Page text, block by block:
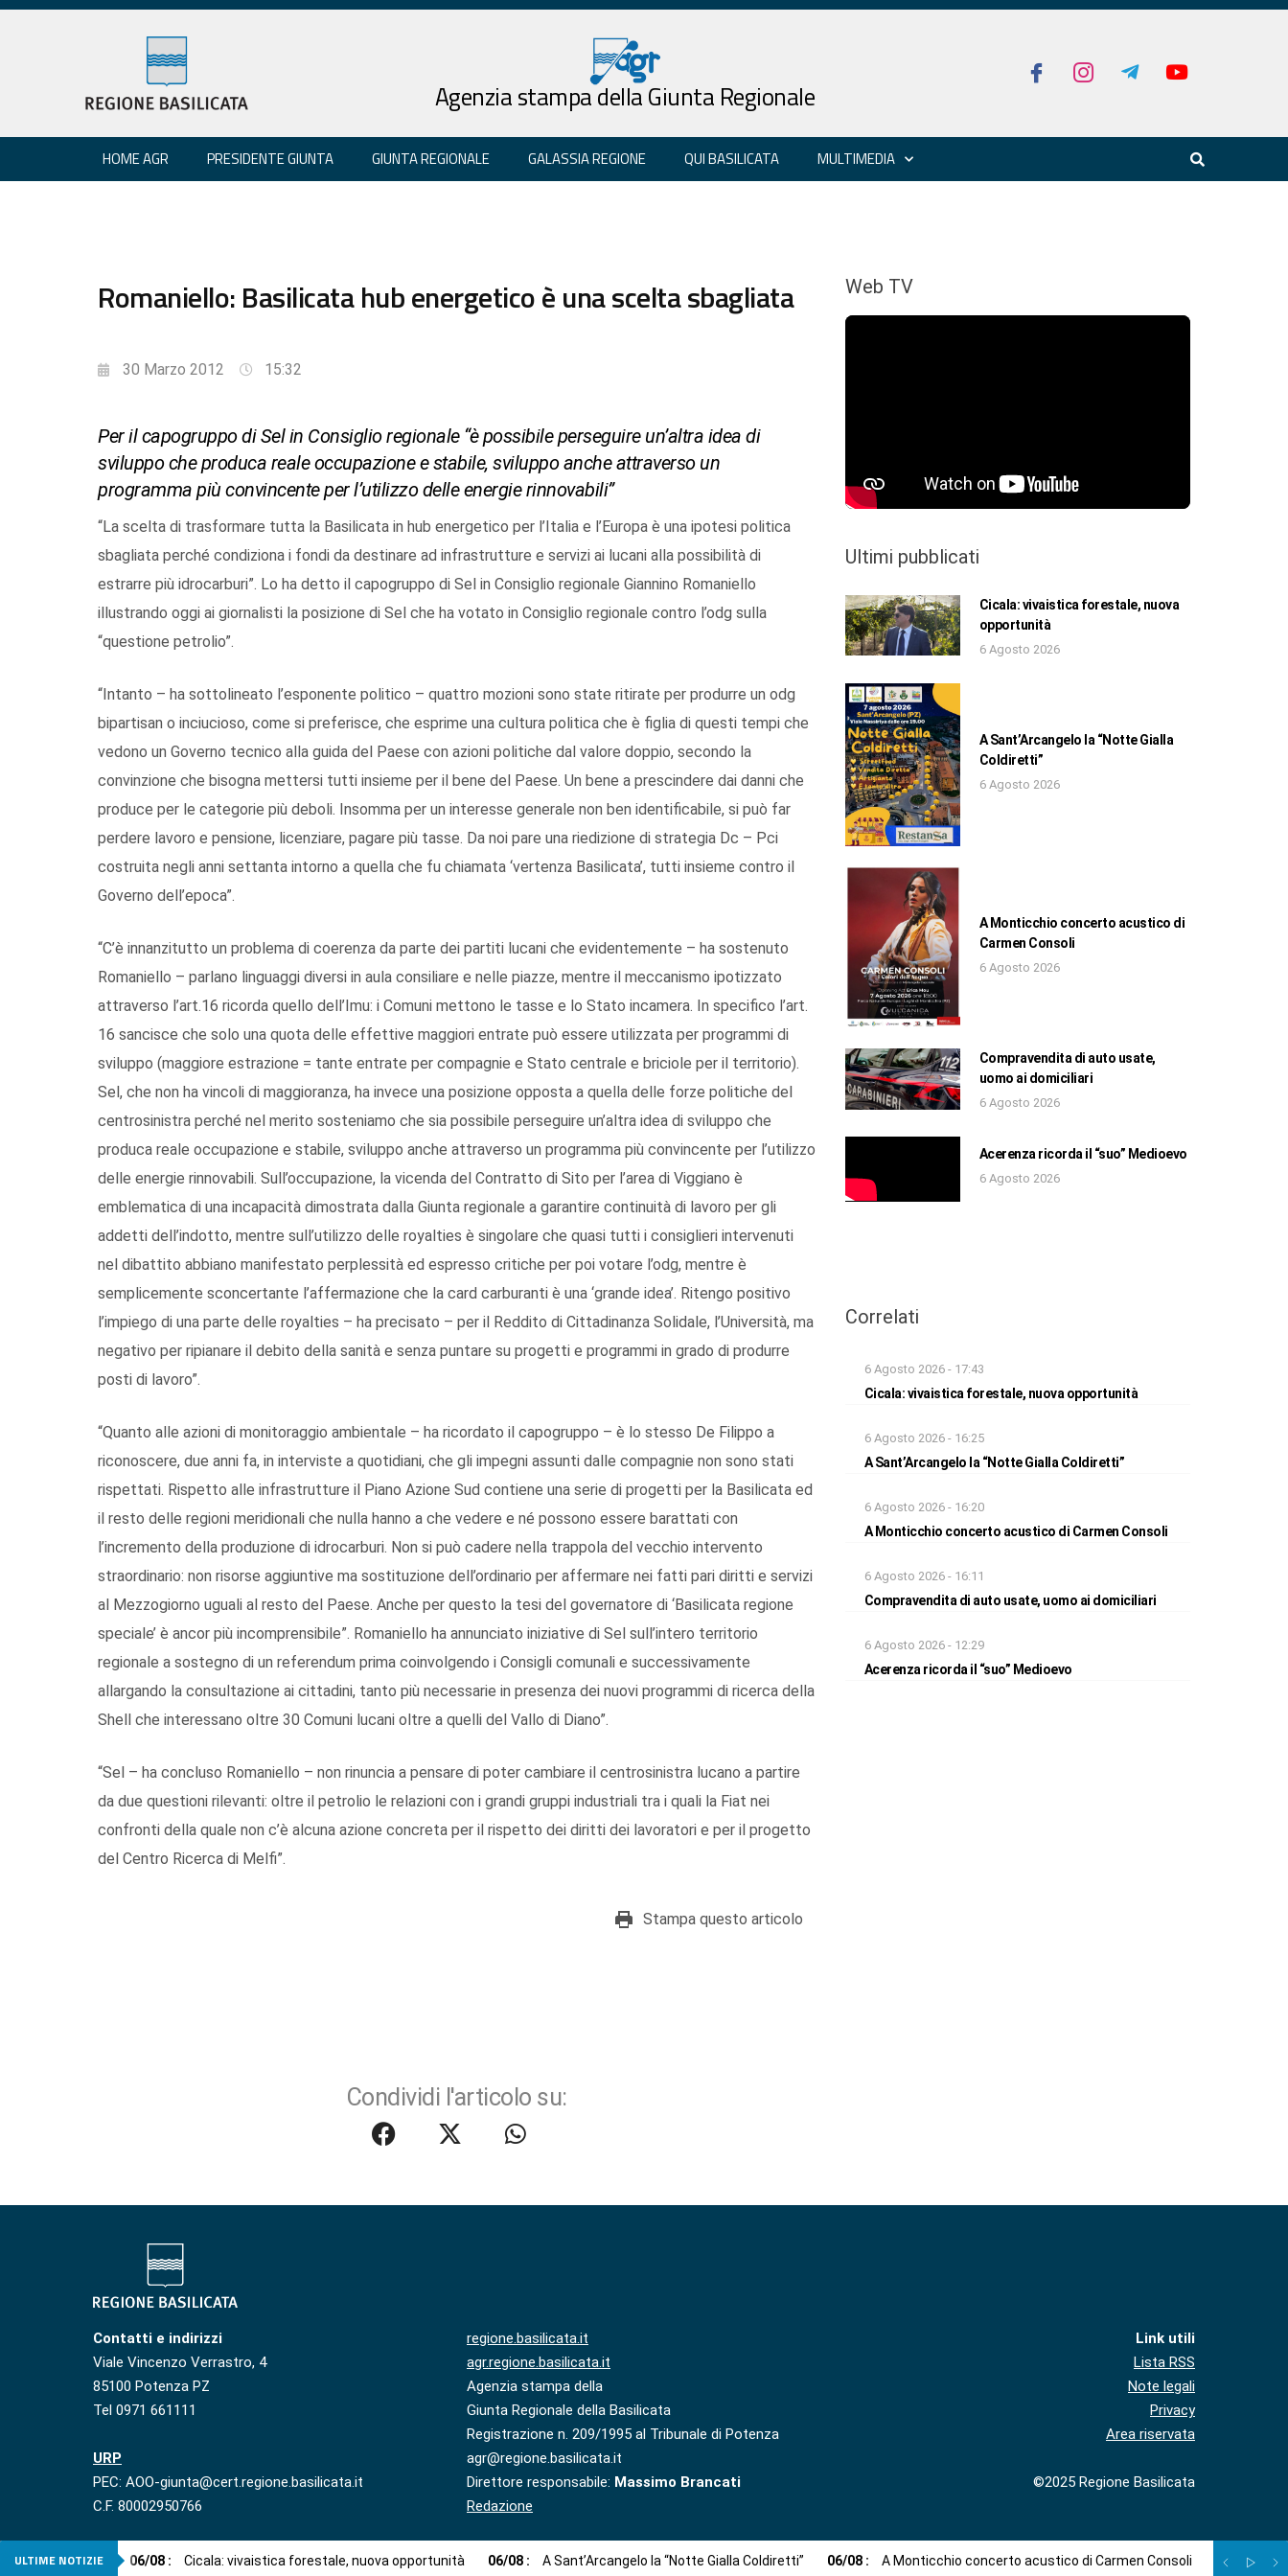
Agenzia stampa della Giunta Regionale
HOME AGR PRESIDENTE GIUNTA GIUNTA REGIONALE GALASSIA REGIONE QUI BASILICATA MULTIMEDIA
Romaniello: Basilicata hub energetico è una scelta sbagliata
30 Marzo 2012 15:32
Per il capogruppo di Sel in Consiglio regionale “è possibile perseguire un’altra idea di
sviluppo che produca reale occupazione e stabile, sviluppo anche attraverso un
programma più convincente per l’utilizzo delle energie rinnovabili”
“La scelta di trasformare tutta la Basilicata in hub energetico per l’Italia e l’Europa è una ipotesi politica
sbagliata perché condiziona i fondi da destinare ad infrastrutture e servizi ai lucani alla possibilità di
estrarre più idrocarburi”. Lo ha detto il capogruppo di Sel in Consiglio regionale Giannino Romaniello
illustrando oggi ai giornalisti la posizione di Sel che ha votato in Consiglio regionale contro l’odg sulla
“questione petrolio”.
“Intanto – ha sottolineato l’esponente politico – quattro mozioni sono state ritirate per produrre un odg
bipartisan o inciucioso, come si preferisce, che esprime una cultura politica che è figlia di questi tempi che
vedono un Governo tecnico alla guida del Paese con azioni politiche dal valore doppio, secondo la
convinzione che bisogna mettersi tutti insieme per il bene del Paese. Un bene a prescindere dai danni che
produce per le categorie più deboli. Insomma per un interesse generale non ben identificabile, si può far
perdere lavoro e pensione, licenziare, pagare più tasse. Da noi pare una riedizione di strategia Dc – Pci
costruita negli anni settanta intorno a quella che fu chiamata ‘vertenza Basilicata’, tutti insieme contro il
Governo dell’epoca”.
“C’è innanzitutto un problema di coerenza da parte dei partiti lucani che evidentemente – ha sostenuto
Romaniello – parlano linguaggi diversi in aula consiliare e nelle piazze, mentre il meccanismo ipotizzato
attraverso l’art.16 ricorda quello dell’Imu: i Comuni mettono le tasse e lo Stato incamera. In specifico l’art.
16 sancisce che solo una quota delle effettive maggiori entrate può essere utilizzata per programmi di
sviluppo (maggiore estrazione = tante entrate per compagnie e Stato centrale e briciole per il territorio).
Sel, che non ha vincoli di maggioranza, ha invece una posizione opposta a quella delle forze politiche del
centrosinistra perché nel merito sosteniamo che sia possibile perseguire un’altra idea di sviluppo che
produca reale occupazione e stabile, sviluppo anche attraverso un programma più convincente per l’utilizzo
delle energie rinnovabili. Sull’occupazione, la vicenda del Contratto di Sito per l’area di Viggiano è
emblematica di una incapacità dimostrata dalla Giunta regionale a garantire continuità di lavoro per gli
addetti dell’indotto, mentre sull’utilizzo delle royalties è singolare che quasi tutti i consiglieri intervenuti
nel dibattito abbiano manifestato perplessità ed espresso critiche per poi votare l’odg, mentre è
semplicemente sconcertante l’affermazione che la card carburanti è una ‘grande idea’. Ritengo positivo
l’impiego di una parte delle royalties – ha precisato – per il Reddito di Cittadinanza Solidale, l’Università, ma
negativo per ripianare il debito della sanità e senza puntare su progetti e programmi in grado di produrre
posti di lavoro”.
“Quanto alle azioni di monitoraggio ambientale – ha ricordato il capogruppo – è lo stesso De Filippo a
riconoscere, due anni fa, in interviste a quotidiani, che gli impegni assunti dalle compagnie non sono stati
rispettati. Rispetto alle infrastrutture il Piano Azione Sud contiene una serie di progetti per la Basilicata ed
il resto delle regioni meridionali che nulla hanno a che vedere e né possono essere barattati con
l’incremento della produzione di idrocarburi. Non si può cadere nella trappola del vecchio intervento
straordinario: non risorse aggiuntive ma sostituzione dell’ordinario per affermare nei fatti pari diritti e servizi
al Mezzogiorno uguali al resto del Paese. Anche per questo la tesi del governatore di ‘Basilicata regione
speciale’ è ancor più incomprensibile”. Romaniello ha annunciato iniziative di Sel sull’intero territorio
regionale a sostegno di un referendum prima coinvolgendo i Consigli comunali e successivamente
allargando la consultazione ai cittadini, tanto più necessarie in presenza dei nuovi programmi di ricerca della
Shell che interessano oltre 30 Comuni lucani oltre a quelli del Vallo di Diano”.
“Sel – ha concluso Romaniello – non rinuncia a pensare di poter cambiare il centrosinistra lucano a partire
da due questioni rilevanti: oltre il petrolio le relazioni con i grandi gruppi industriali tra i quali la Fiat nei
confronti della quale non c’è alcuna azione concreta per il rispetto dei diritti dei lavoratori e per il progetto
del Centro Ricerca di Melfi”.
Stampa questo articolo
Condividi l'articolo su:
Web TV
Ultimi pubblicati
Cicala: vivaistica forestale, nuova
opportunità
6 Agosto 2026
A Sant’Arcangelo la “Notte Gialla
Coldiretti”
6 Agosto 2026
A Monticchio concerto acustico di
Carmen Consoli
6 Agosto 2026
Compravendita di auto usate,
uomo ai domiciliari
6 Agosto 2026
Acerenza ricorda il “suo” Medioevo
6 Agosto 2026
Correlati
6 Agosto 2026 - 17:43
Cicala: vivaistica forestale, nuova opportunità
6 Agosto 2026 - 16:25
A Sant’Arcangelo la “Notte Gialla Coldiretti”
6 Agosto 2026 - 16:20
A Monticchio concerto acustico di Carmen Consoli
6 Agosto 2026 - 16:11
Compravendita di auto usate, uomo ai domiciliari
6 Agosto 2026 - 12:29
Acerenza ricorda il “suo” Medioevo
Contatti e indirizzi
Viale Vincenzo Verrastro, 4
85100 Potenza PZ
Tel 0971 661111
URP
PEC: AOO-giunta@cert.regione.basilicata.it
C.F. 80002950766
regione.basilicata.it
agr.regione.basilicata.it
Agenzia stampa della
Giunta Regionale della Basilicata
Registrazione n. 209/1995 al Tribunale di Potenza
agr@regione.basilicata.it
Direttore responsabile: Massimo Brancati
Redazione
Link utili
Lista RSS
Note legali
Privacy
Area riservata
©2025 Regione Basilicata
ULTIME NOTIZIE 06/08 : Cicala: vivaistica forestale, nuova opportunità 06/08 : A Sant’Arcangelo la “Notte Gialla Coldiretti” 06/08 : A Monticchio concerto acustico di Carmen Consoli 06 08: